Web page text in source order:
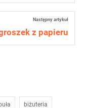
Następny artykuł
z papieru
biżuteria